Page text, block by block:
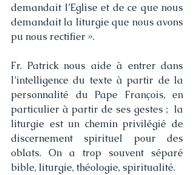
demandait l’Eglise et de ce que nous
demandait la liturgie que nous avons
pu nous rectifier ».
Fr. Patrick nous aide à entrer dans
l’intelligence du texte à partir de la
personnalité du Pape François, en
particulier à partir de ses gestes ;  la
liturgie est un chemin privilégié de
discernement spirituel pour des
oblats. On a trop souvent séparé
bible, liturgie, théologie, spiritualité.